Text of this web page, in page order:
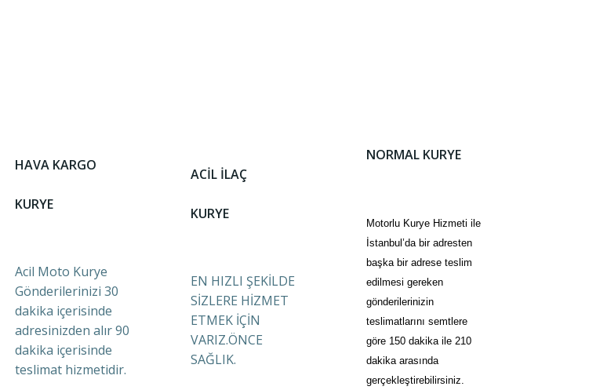
HAVA KARGO
KURYE
Acil Moto Kurye
Gönderilerinizi 30
dakika içerisinde
adresinizden alır 90
dakika içerisinde
teslimat hizmetidir.
ACİL İLAÇ
KURYE
EN HIZLI ŞEKİLDE
SİZLERE HİZMET
ETMEK İÇİN
VARIZ.ÖNCE
SAĞLIK.
NORMAL KURYE
Motorlu Kurye Hizmeti ile
İstanbul’da bir adresten
başka bir adrese teslim
edilmesi gereken
gönderilerinizin
teslimatlarını semtlere
göre 150 dakika ile 210
dakika arasında
gerçekleştirebilirsiniz.